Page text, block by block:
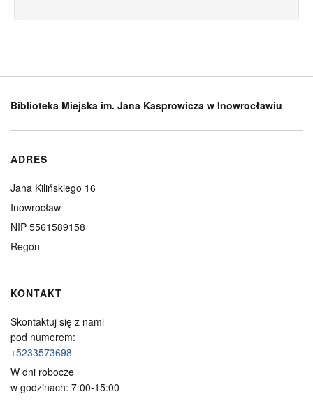
Biblioteka Miejska im. Jana Kasprowicza w Inowrocławiu
ADRES
Jana Kilińskiego 16
Inowrocław
NIP 5561589158
Regon
KONTAKT
Skontaktuj się z nami
pod numerem:
+5233573698
W dni robocze
w godzinach: 7:00-15:00